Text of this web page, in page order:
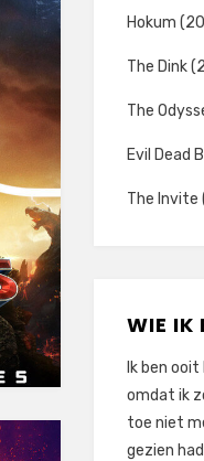
Hokum
The Dink
The
Evil Dead
The Invite
WIE IK
Ik ben
omdat ik
toe niet
gezien